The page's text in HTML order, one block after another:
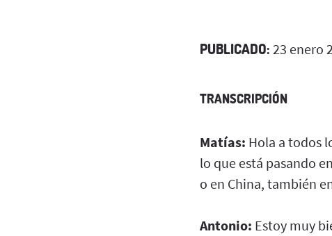
PUBLICADO: 23 enero
TRANSCRIPCIÓN
Matías: Hola a todos
lo que está pasando
o en China, también
Antonio: Estoy muy